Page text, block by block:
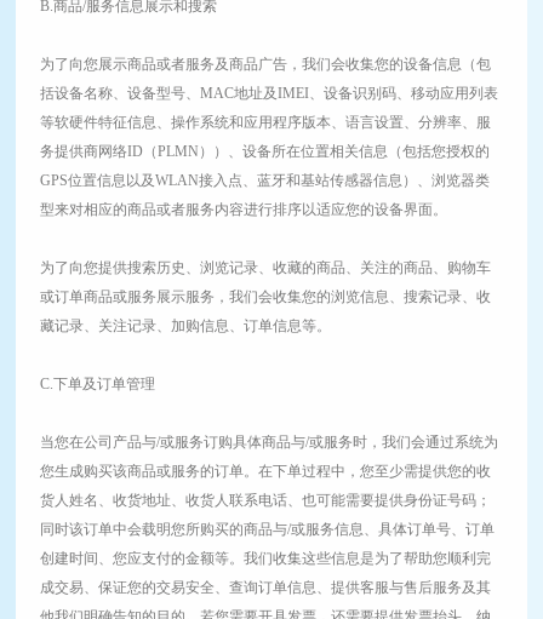
B.商品/服务信息展示和搜索
为了向您展示商品或者服务及商品广告，我们会收集您的设备信息（包
括设备名称、设备型号、MAC地址及IMEI、设备识别码、移动应用列表
等软硬件特征信息、操作系统和应用程序版本、语言设置、分辨率、服
务提供商网络ID（PLMN））、设备所在位置相关信息（包括您授权的
GPS位置信息以及WLAN接入点、蓝牙和基站传感器信息）、浏览器类
型来对相应的商品或者服务内容进行排序以适应您的设备界面。
为了向您提供搜索历史、浏览记录、收藏的商品、关注的商品、购物车
或订单商品或服务展示服务，我们会收集您的浏览信息、搜索记录、收
藏记录、关注记录、加购信息、订单信息等。
C.下单及订单管理
当您在公司产品与/或服务订购具体商品与/或服务时，我们会通过系统为
您生成购买该商品或服务的订单。在下单过程中，您至少需提供您的收
货人姓名、收货地址、收货人联系电话、也可能需要提供身份证号码；
同时该订单中会载明您所购买的商品与/或服务信息、具体订单号、订单
创建时间、您应支付的金额等。我们收集这些信息是为了帮助您顺利完
成交易、保证您的交易安全、查询订单信息、提供客服与售后服务及其